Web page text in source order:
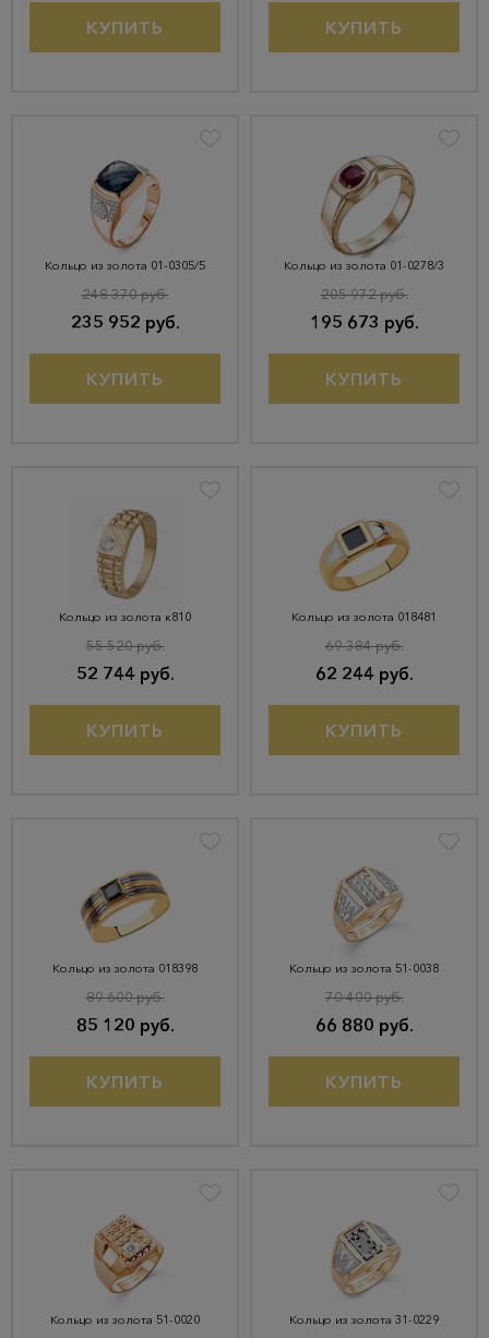
КУПИТЬ КУПИТЬ
Кольцо из золота 01-0305/5
235 952 руб.
248 370 руб.
КУПИТЬ
Кольцо из золота 01-0278/3
195 673 руб.
205 972 руб.
КУПИТЬ
Кольцо из золота к810
52 744 руб.
55 520 руб.
КУПИТЬ
Кольцо из золота 018481
62 244 руб.
69 384 руб.
КУПИТЬ
Кольцо из золота 018398
85 120 руб.
89 600 руб.
КУПИТЬ
Кольцо из золота 51-0038
66 880 руб.
70 400 руб.
КУПИТЬ
Кольцо из золота 51-0020 Кольцо из золота 31-0229